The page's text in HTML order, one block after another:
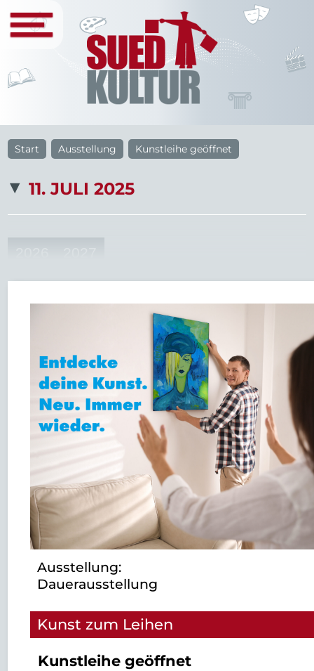
Start Ausstellung Kunstleihe geöffnet
11. JULI 2025
Ausstellung:
Dauerausstellung
Kunst zum Leihen
Kunstleihe geöffnet